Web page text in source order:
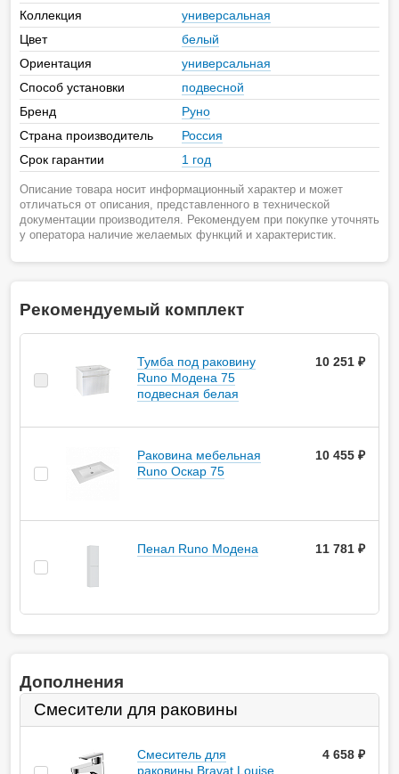
Коллекция
универсальная
Цвет
белый
Ориентация
универсальная
Способ установки
подвесной
Бренд
Руно
Страна производитель
Россия
Срок гарантии
1 год
Описание товара носит информационный характер и может
отличаться от описания, представленного в технической
документации производителя. Рекомендуем при покупке уточнять
у оператора наличие желаемых функций и характеристик.
Рекомендуемый комплект
Тумба под раковину
Runo Модена 75
подвесная белая
10 251 ₽
Раковина мебельная
Runo Оскар 75
10 455 ₽
Пенал Runo Модена 11 781 ₽
Дополнения
Смесители для раковины
Смеситель для
раковины Bravat Louise
4 658